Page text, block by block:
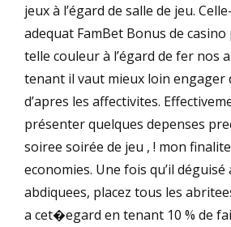
jeux à l’égard de salle de jeu.
adequat FamBet Bonus de casino
telle couleur à l’égard de fer nos
tenant il vaut mieux loin engager
d’apres les affectivites.
présenter quelques depenses
soiree soirée de jeu , ! mon finalite
economies. Une fois qu’il
abdiquees, placez tous les
a cet�egard en tenant 10 % de